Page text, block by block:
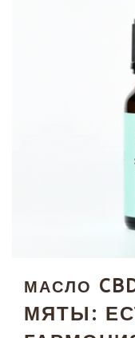
МАСЛО
МЯТЫ: